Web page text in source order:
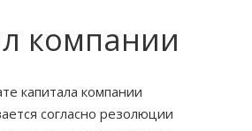
компании
капитала компании
согласно резолюции